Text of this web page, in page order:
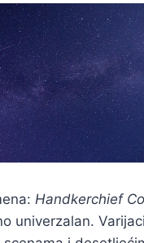
Handkerchief
univerzalan.